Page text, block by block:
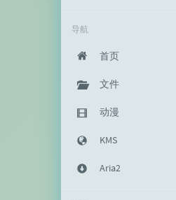
导航
首页
文件
动漫
KMS
Aria2